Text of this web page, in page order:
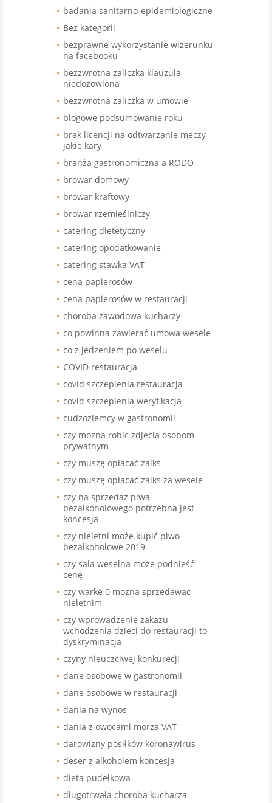
badania sanitarno-epidemiologiczne
Bez kategorii
bezprawne wykorzystanie wizerunku
na facebooku
bezzwrotna zaliczka klauzula
niedozowlona
bezzwrotna zaliczka w umowie
blogowe podsumowanie roku
brak licencji na odtwarzanie meczy
jakie kary
branża gastronomiczna a RODO
browar domowy
browar kraftowy
browar rzemieślniczy
catering dietetyczny
catering opodatkowanie
catering stawka VAT
cena papierosów
cena papierosów w restauracji
choroba zawodowa kucharzy
co powinna zawierać umowa wesele
co z jedzeniem po weselu
COVID restauracja
covid szczepienia restauracja
covid szczepienia weryfikacja
cudzoziemcy w gastronomii
czy mozna robic zdjecia osobom
prywatnym
czy muszę opłacać zaiks
czy muszę opłacać zaiks za wesele
czy na sprzedaz piwa
bezalkoholowego potrzebna jest
koncesja
czy nieletni może kupić piwo
bezalkoholowe 2019
czy sala weselna może podnieść
cenę
czy warke 0 mozna sprzedawac
nieletnim
czy wprowadzenie zakazu
wchodzenia dzieci do restauracji to
dyskryminacja
czyny nieuczciwej konkurecji
dane osobowe w gastronomii
dane osobowe w restauracji
dania na wynos
dania z owocami morza VAT
darowizny posiłków koronawirus
deser z alkoholem koncesja
dieta pudełkowa
długotrwała choroba kucharza